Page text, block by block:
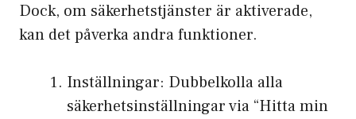
Dock, om säkerhetstjänster är aktiverade,
kan det påverka andra funktioner.
Inställningar: Dubbelkolla alla
säkerhetsinställningar via “Hitta min